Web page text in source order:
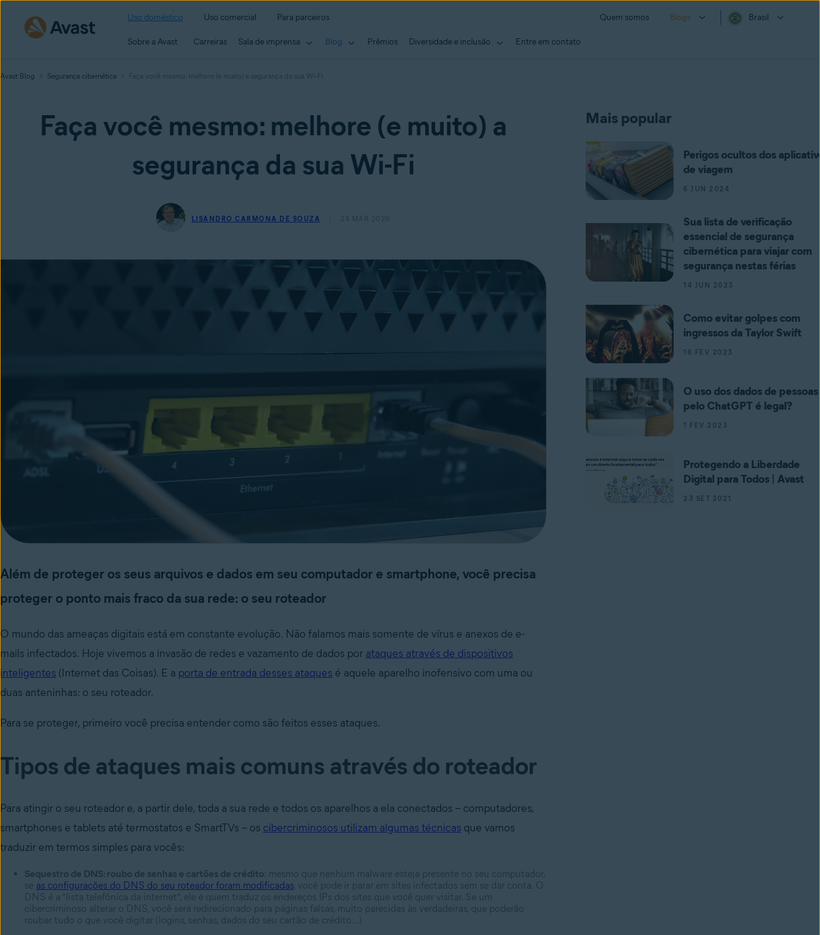
Uso doméstico Uso comercial Para parceiros Quem somos Blogs Brasil
Sobre a Avast Carreiras Sala de imprensa Blog Prêmios Diversidade e inclusão Entre em contato
Avast Blog Segurança cibernética Faça você mesmo: melhore (e muito) a segurança da sua Wi-Fi
Faça você mesmo: melhore (e muito) a
segurança da sua Wi-Fi
LISANDRO CARMONA DE SOUZA 24 MAR 2020
Além de proteger os seus arquivos e dados em seu computador e smartphone, você precisa
proteger o ponto mais fraco da sua rede: o seu roteador
O mundo das ameaças digitais está em constante evolução. Não falamos mais somente de vírus e anexos de e-
mails infectados. Hoje vivemos a invasão de redes e vazamento de dados por ataques através de dispositivos
inteligentes (Internet das Coisas). E a porta de entrada desses ataques é aquele aparelho inofensivo com uma ou
duas anteninhas: o seu roteador.
Para se proteger, primeiro você precisa entender como são feitos esses ataques.
Tipos de ataques mais comuns através do roteador
Para atingir o seu roteador e, a partir dele, toda a sua rede e todos os aparelhos a ela conectados – computadores,
smartphones e tablets até termostatos e SmartTVs – os cibercriminosos utilizam algumas técnicas que vamos
traduzir em termos simples para vocês:
Sequestro de DNS: roubo de senhas e cartões de crédito : mesmo que nenhum malware esteja presente no seu computador,
se as configurações do DNS do seu roteador foram modificadas, você pode ir parar em sites infectados sem se dar conta. O
DNS é a “lista telefônica da internet”, ele é quem traduz os endereços IPs dos sites que você quer visitar. Se um
cibercriminoso alterar o DNS, você será redirecionado para páginas falsas, muito parecidas às verdadeiras, que poderão
roubar tudo o que você digitar (logins, senhas, dados do seu cartão de crédito...)
Mais popular
Perigos ocultos dos
de viagem
6 JUN 2024
Sua lista de verificação
essencial de segurança
cibernética para viajar com
segurança nestas férias
14 JUN 2023
Como evitar golpes com
ingressos da Taylor Swift
16 FEV 2023
O uso dos dados de pessoas
pelo ChatGPT é legal?
1 FEV 2023
Protegendo a Liberdade
Digital para Todos | Avast
23 SET 2021